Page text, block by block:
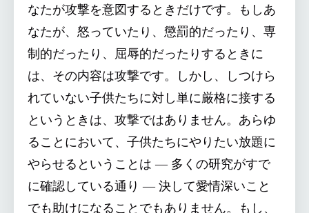
なたが攻撃を意図するときだけです。もしあ
なたが、怒っていたり、懲罰的だったり、専
制的だったり、屈辱的だったりするときに
は、その内容は攻撃です。しかし、しつけら
れていない子供たちに対し単に厳格に接する
というときは、攻撃ではありません。あらゆ
ることにおいて、子供たちにやりたい放題に
やらせるということは ― 多くの研究がすで
に確認している通り ― 決して愛情深いこと
でも助けになることでもありません。もし、